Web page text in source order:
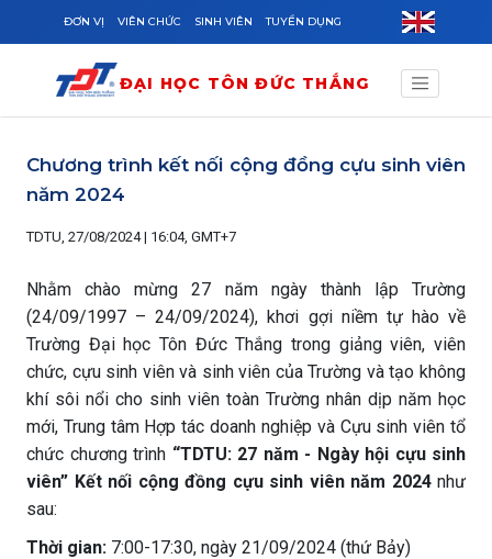
Skip to main content
ĐƠN VỊ VIÊN CHỨC SINH VIÊN TUYỂN DỤNG
ĐẠI HỌC TÔN ĐỨC THẮNG
Chương trình kết nối cộng đồng cựu sinh viên
năm 2024
TDTU, 27/08/2024 | 16:04, GMT+7
Nhằm chào mừng 27 năm ngày thành lập Trường
(24/09/1997 – 24/09/2024), khơi gợi niềm tự hào về
Trường Đại học Tôn Đức Thắng trong giảng viên, viên
chức, cựu sinh viên và sinh viên của Trường và tạo không
khí sôi nổi cho sinh viên toàn Trường nhân dịp năm học
mới, Trung tâm Hợp tác doanh nghiệp và Cựu sinh viên tổ
chức chương trình “TDTU: 27 năm - Ngày hội cựu sinh
viên” Kết nối cộng đồng cựu sinh viên năm 2024như
sau:
Thời gian: 7:00-17:30, ngày 21/09/2024 (thứ Bảy)